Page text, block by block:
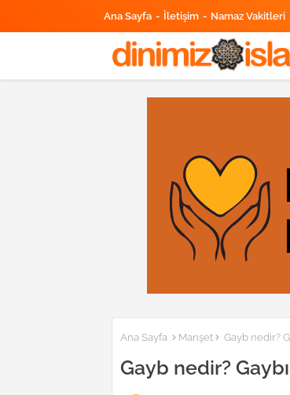
Ana Sayfa İletişim Namaz Vakitleri
Ana Sayfa Manşet Gayb nedir?
Gayb nedir?